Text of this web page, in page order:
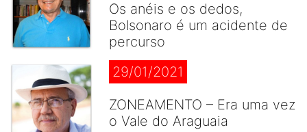
Os anéis e os dedos,
Bolsonaro é um acidente de
percurso
29/01/2021
ZONEAMENTO – Era uma vez
o Vale do Araguaia